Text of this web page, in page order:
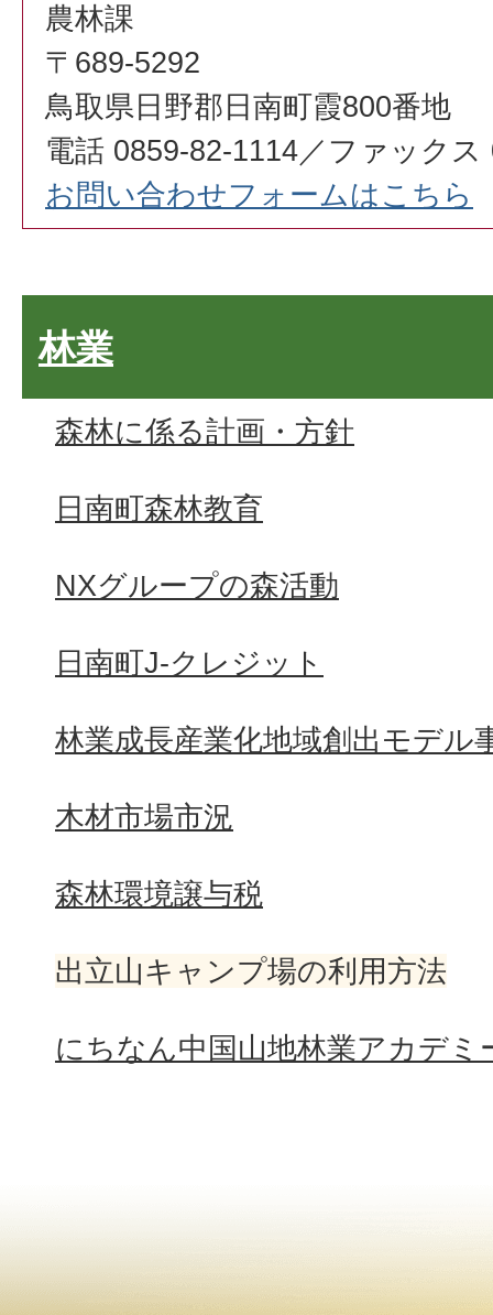
農林課
〒689-5292
鳥取県日野郡日南町霞800番地
電話 0859-82-1114／ファックス
お問い合わせフォームはこちら
林業
森林に係る計画・方針
日南町森林教育
NXグループの森活動
日南町J-クレジット
林業成長産業化地域創出モデル
木材市場市況
森林環境譲与税
出立山キャンプ場の利用方法
にちなん中国山地林業アカデミ